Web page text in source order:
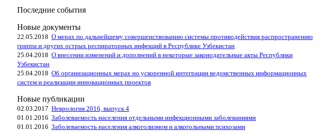
Последние события
Новые документы
22.05.2018 О мерах по дальнейшему совершенствованию системы противодействия распространению
гриппа и других острых респираторных инфекций в Республике Узбекистан
25.04.2018 О внесении изменений и дополнений в некоторые законодательные акты Республики
Узбекистан
25.04.2018 Об организационных мерах но ускоренной интеграции ведомственных информационных
систем и реализации инновационных проектов
Новые публикации
02.03.2017 Неврология 2016, выпуск 4
01.01.2016 Заболеваемость населения отдельными инфекционными заболеваниями
01.01.2016 Заболеваемость населения алкоголизмом и алкогольными психозами